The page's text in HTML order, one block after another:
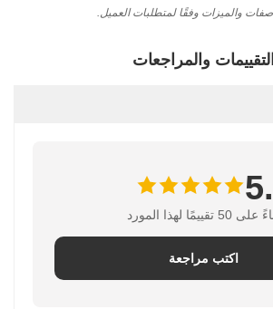
والميزات وفقًا لمتطلبات العميل.
التقييمات والمراجعات
50 تقييمًا لهذا المورد
اكتب مراجعة